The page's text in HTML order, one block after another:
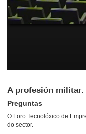
A profesión militar.
Preguntas
O Foro Tecnolóxico de
do sector.